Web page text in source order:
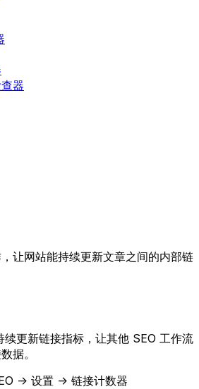
器
让网站能持续更新文章之间的内部链
续更新链接指标，让其他 SEO 工作流
据。
-> 设置 -> 链接计数器